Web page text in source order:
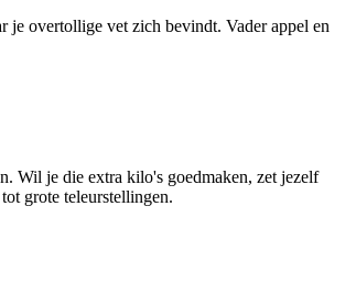
je overtollige vet zich bevindt. Vader appel en
Wil je die extra kilo's goedmaken, zet jezelf
grote teleurstellingen.